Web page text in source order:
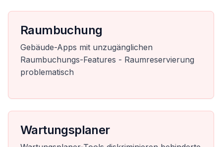
Raumbuchung
Gebäude-Apps mit unzugänglichen
Raumbuchungs-Features - Raumreservierung
problematisch
Wartungsplaner